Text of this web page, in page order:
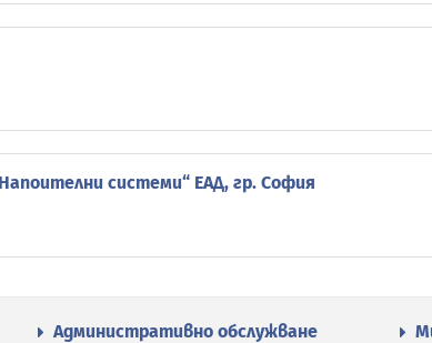
системи“ ЕАД, гр. София
Административно обслужване